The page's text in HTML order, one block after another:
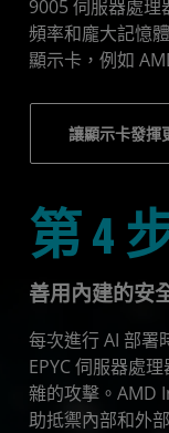
9005 伺服器處
頻率和龐大記憶
顯示卡，例如
讓顯示卡發揮
第 4
善用內建的安
每次進行 AI 部署
EPYC 伺服器處
雜的攻擊。AMD
助抵禦內部和外